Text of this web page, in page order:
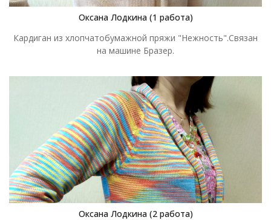
Оксана Лодкина (1 работа)
Кардиган из хлопчатобумажной пряжи "Нежность".Связан
на машине Бразер.
Оксана Лодкина (2 работа)